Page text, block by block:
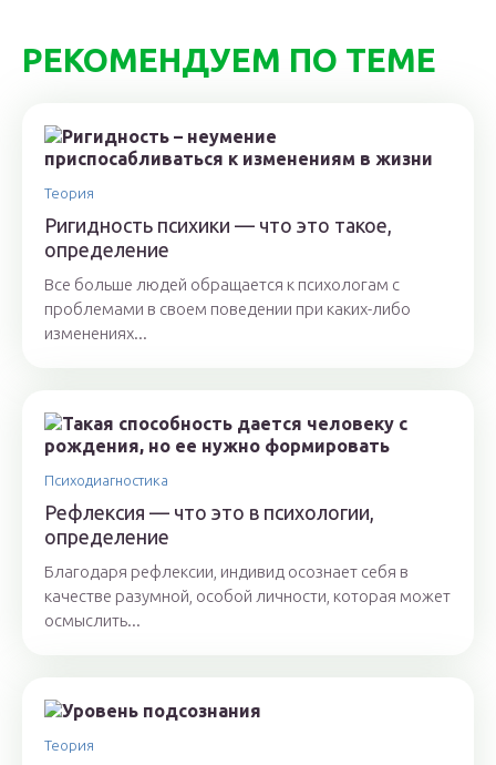
РЕКОМЕНДУЕМ ПО ТЕМЕ
Теория
Ригидность психики — что это такое,
определение
Все больше людей обращается к психологам с
проблемами в своем поведении при каких-либо
изменениях...
Психодиагностика
Рефлексия — что это в психологии,
определение
Благодаря рефлексии, индивид осознает себя в
качестве разумной, особой личности, которая может
осмыслить...
Теория